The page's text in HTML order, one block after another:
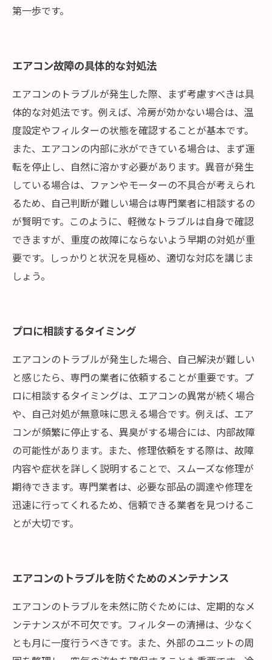
第一歩です。
エアコン故障の具体的な対処法
エアコンのトラブルが発生した際、まず考慮すべきは具
体的な対処法です。例えば、冷房が効かない場合は、温
度設定やフィルターの状態を確認することが基本です。
また、エアコンの内部に氷ができている場合は、まず運
転を停止し、自然に溶かす必要があります。異音が発生
している場合は、ファンやモーターの不具合が考えられ
るため、自己判断が難しい場合は専門業者に相談するの
が賢明です。このように、軽微なトラブルは自身で確認
できますが、重度の故障にならないよう早期の対処が重
要です。しっかりと状況を見極め、適切な対応を講じま
しょう。
プロに相談するタイミング
エアコンのトラブルが発生した場合、自己解決が難しい
と感じたら、専門の業者に依頼することが重要です。プ
ロに相談するタイミングは、エアコンの異常が続く場合
や、自己対処が無意味に思える場合です。例えば、エア
コンが頻繁に停止する、異臭がする場合には、内部故障
の可能性があります。また、修理依頼をする際は、故障
内容や症状を詳しく説明することで、スムーズな修理が
期待できます。専門業者は、必要な部品の調達や修理を
迅速に行ってくれるため、信頼できる業者を見つけるこ
とが大切です。
エアコンのトラブルを防ぐためのメンテナンス
エアコンのトラブルを未然に防ぐためには、定期的なメ
ンテナンスが不可欠です。フィルターの清掃は、少なく
とも月に一度行うべきです。また、外部のユニットの周